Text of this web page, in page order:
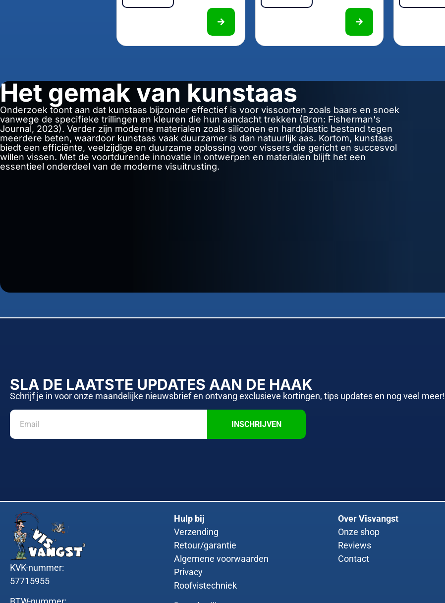
Het gemak van kunstaas
Onderzoek toont aan dat kunstaas bijzonder effectief is voor vissoorten zoals baars en snoek
vanwege de specifieke trillingen en kleuren die hun aandacht trekken (Bron: Fisherman's
Journal, 2023). Verder zijn moderne materialen zoals siliconen en hardplastic bestand tegen
meerdere beten, waardoor kunstaas vaak duurzamer is dan natuurlijk aas. Kortom, kunstaas
biedt een efficiënte, veelzijdige en duurzame oplossing voor vissers die gericht en succesvol
willen vissen. Met de voortdurende innovatie in ontwerpen en materialen blijft het een
essentieel onderdeel van de moderne visuitrusting.
SLA DE LAATSTE UPDATES AAN DE HAAK
Schrijf je in voor onze maandelijke nieuwsbrief en ontvang exclusieve kortingen, tips updates en nog veel meer!
INSCHRIJVEN
KVK-nummer:
57715955
Hulp bij
Verzending
Retour/garantie
Algemene voorwaarden
Privacy
Roofvistechniek
Over Visvangst
Onze shop
Reviews
Contact